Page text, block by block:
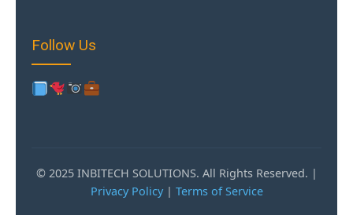
Follow Us
© 2025 INBITECH SOLUTIONS. All Rights Reserved. |
Privacy Policy| Terms of Service